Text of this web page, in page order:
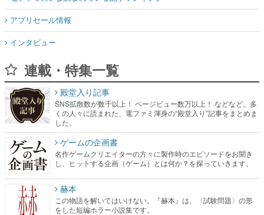
アプリセール情報
インタビュー
連載・特集一覧
殿堂入り記事
SNS拡散数が数千以上！ ページビュー数万以上！ などなど。多
くの人々に読まれた、電ファミ渾身の“殿堂入り”記事をまとめま
した。
ゲームの企画書
名作ゲームクリエイターの方々に製作時のエピソードをお聞き
し、ヒットする企画（ゲーム）とは何か？を探っていきます。
赫本
この物語を解いてはいけない。『赫本』は、〈試験問題〉の形
をした短編ホラー小説集です。